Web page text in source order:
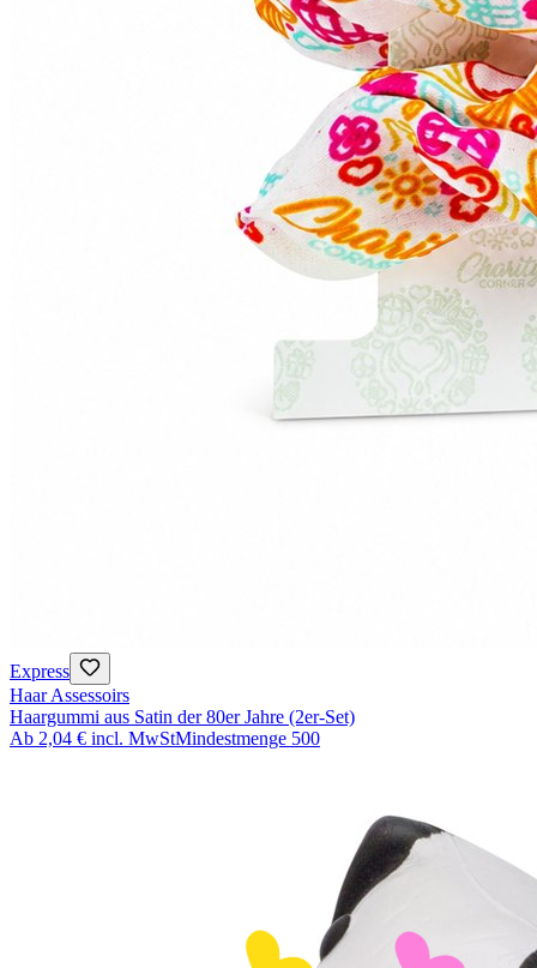
Express
Haar Assessoirs
Haargummi aus Satin der 80er Jahre (2er-Set)
Ab 2,04 € incl. MwStMindestmenge 500